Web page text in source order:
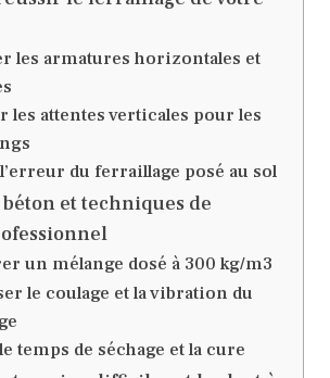
les armatures horizontales et
les attentes verticales pour les
du ferraillage posé au sol
béton et techniques de
un mélange dosé à 300 kg/m3
le coulage et la vibration du
temps de séchage et la cure